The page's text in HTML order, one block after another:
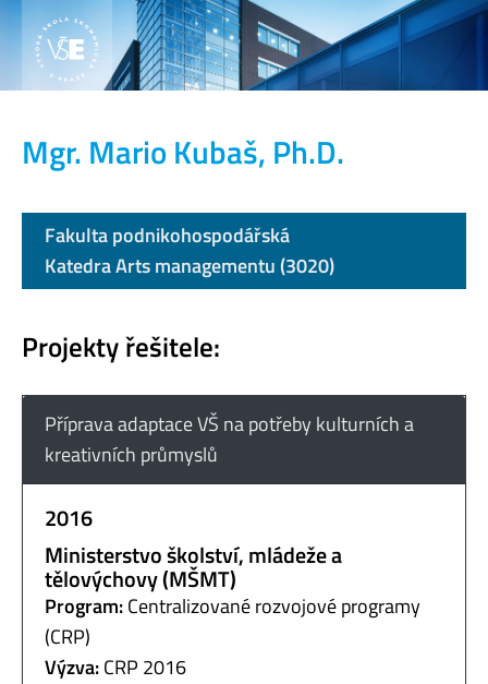
Mgr. Mario Kubaš, Ph.D.
Fakulta podnikohospodářská
Katedra Arts managementu (3020)
Projekty řešitele:
Příprava adaptace VŠ na potřeby kulturních a
kreativních průmyslů
2016
Ministerstvo školství, mládeže a
tělovýchovy (MŠMT)
Program:Centralizované rozvojové programy
(CRP)
Výzva:CRP 2016